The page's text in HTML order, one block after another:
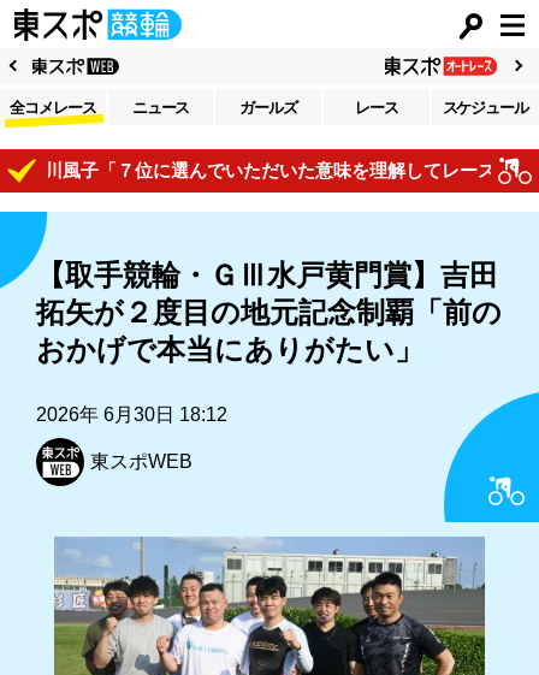
全コメレース ニュース ガールズ レース スケジュール
風子「７位に選んでいただいた意味を理解してレースで自己表
【取手競輪・ＧⅢ水戸黄門賞】吉田
拓矢が２度目の地元記念制覇「前の
おかげで本当にありがたい」
2026年 6月30日 18:12
東スポWEB